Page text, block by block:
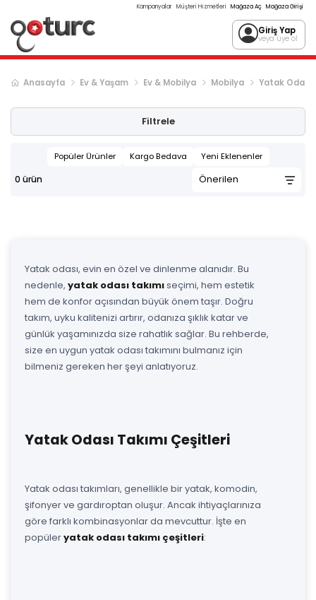
Kampanyalar Müşteri Hizmetleri Mağaza Aç Mağaza Girişi
Giriş Yap
veya üye ol
Anasayfa Ev & Yaşam Ev & Mobilya Mobilya Yatak Odası
Filtrele
Popüler Ürünler Kargo Bedava Yeni Eklenenler
0 ürün
Yatak odası, evin en özel ve dinlenme alanıdır. Bu
nedenle, yatak odası takımıseçimi, hem estetik
hem de konfor açısından büyük önem taşır. Doğru
takım, uyku kalitenizi artırır, odanıza şıklık katar ve
günlük yaşamınızda size rahatlık sağlar. Bu rehberde,
size en uygun yatak odası takımını bulmanız için
bilmeniz gereken her şeyi anlatıyoruz.
Yatak Odası Takımı Çeşitleri
Yatak odası takımları, genellikle bir yatak, komodin,
şifonyer ve gardıroptan oluşur. Ancak ihtiyaçlarınıza
göre farklı kombinasyonlar da mevcuttur. İşte en
popüleryatak odası takımı çeşitleri: